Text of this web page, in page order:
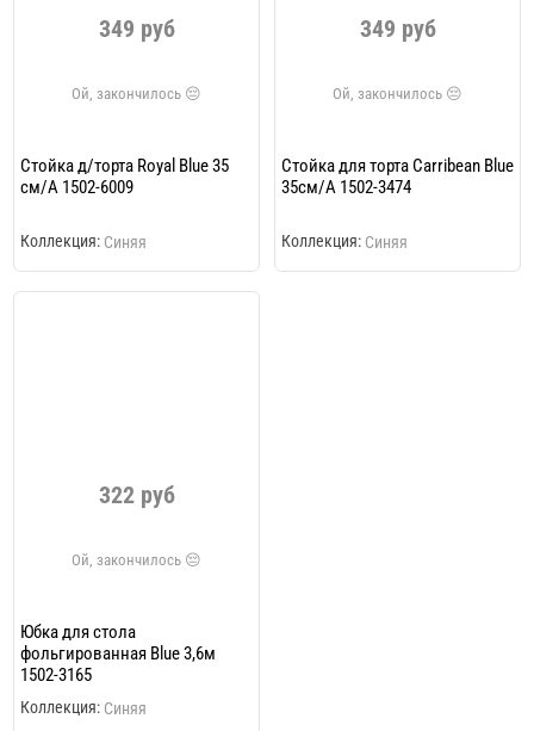
349 руб
Стойка д/торта Royal Blue 35
см/А 1502-6009
Коллекция: Синяя
349 руб
Стойка для торта Carribean Blue
35см/A 1502-3474
Коллекция: Синяя
322 руб
Юбка для стола
фольгированная Blue 3,6м
1502-3165
Коллекция: Синяя